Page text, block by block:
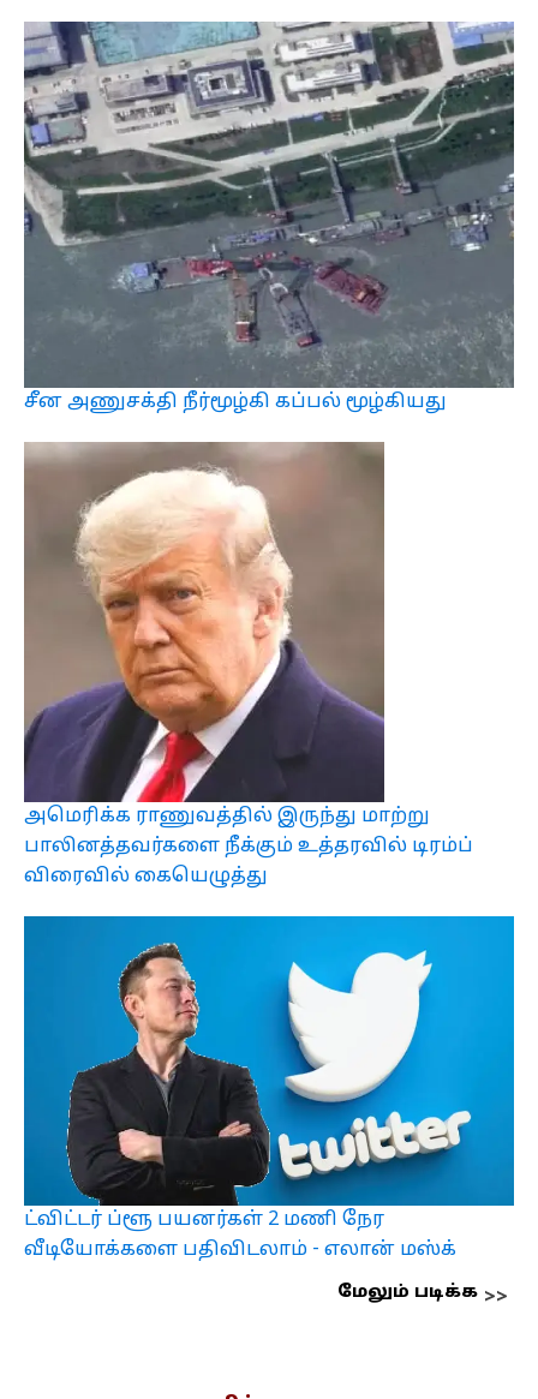
சீன அணுசக்தி நீர்மூழ்கி கப்பல் மூழ்கியது
அமெரிக்க ராணுவத்தில் இருந்து மாற்று
பாலினத்தவர்களை நீக்கும் உத்தரவில் டிரம்ப்
விரைவில் கையெழுத்து
ட்விட்டர் ப்ளூ பயனர்கள் 2 மணி நேர
வீடியோக்களை பதிவிடலாம் - எலான் மஸ்க்
மேலும் படிக்க